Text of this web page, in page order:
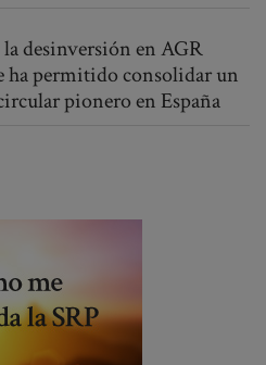
desinversión en AGR
ha permitido consolidar un
pionero en España